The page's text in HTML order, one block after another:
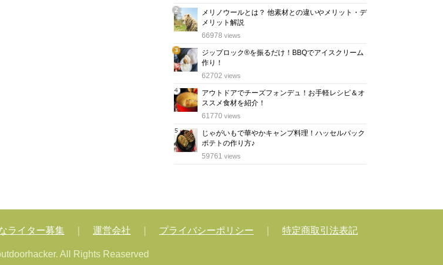
2
位
メリノウールとは？ 他素材との違いやメリット・デ
メリット解説
66978 views
3
位
ジップロック®を振るだけ！BBQでアイスクリーム
作り！
62702 views
4
位
アウトドアでチーズフォンデュ！お手軽レシピ＆オ
ススメ食材を紹介！
61770 views
5
位
じゃがいもで華やかキャンプ料理！ハッセルバック
ポテトの作り方♪
59761 views
ライター募集 運営会社 プライバシーポリシー 特定商取引法表記
All Rights Reaserved